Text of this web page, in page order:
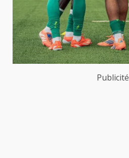
Publicité